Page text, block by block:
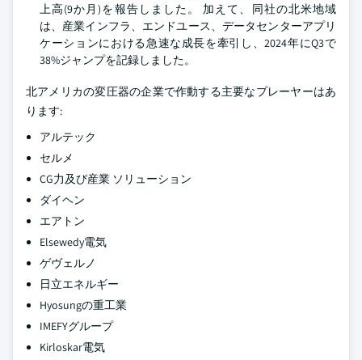
上高(9か月)を報告しました。 加えて、同社の北米地域
は、産業インフラ、エンドユース、データセンターアプリ
ケーションにおける急速な成長を牽引し、2024年にQ3で
38%ジャンプを記録しました。
北アメリカの変圧器の企業で作動する主要なプレーヤーはあ
ります:
アルテック
セルメ
CG力及び産業 ソリューション
ダイヘン
エアトン
Elsewedy電気
ゲヴェルノ
日立エネルギー
Hyosungの重工業
IMEFYグループ
Kirloskar電気